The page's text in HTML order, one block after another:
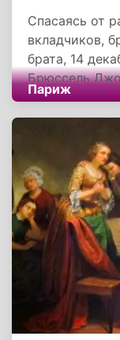
Спасаясь от
вкладчиков,
брата, 14
Брюссель
экономист,
контроль все
шотландский
страхом суда
Париж